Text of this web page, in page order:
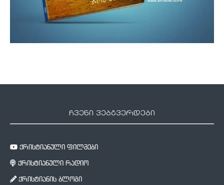
ჩვენი ვებგვერდები
ქრისტიანული ფილმები
ქრისტიანული რადიო
ქრისტიანის ბლოგი